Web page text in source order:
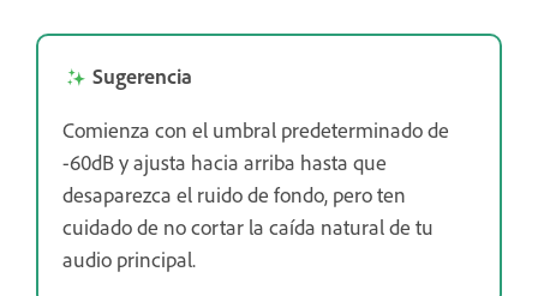
Sugerencia
Comienza con el umbral predeterminado de
-60dB y ajusta hacia arriba hasta que
desaparezca el ruido de fondo, pero ten
cuidado de no cortar la caída natural de tu
audio principal.